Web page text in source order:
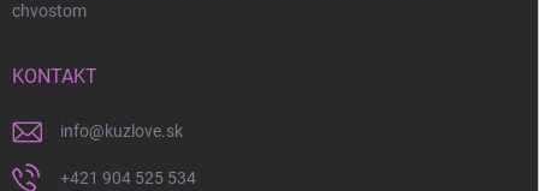
chvostom
KONTAKT
info@kuzlove.sk
+421 904 525 534